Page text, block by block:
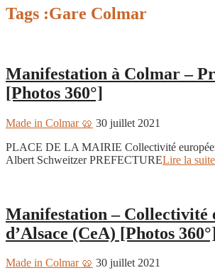
Tags :Gare Colmar
Manifestation à Colmar –
[Photos 360°]
Made in Colmar 🥨 30 juillet 2021
PLACE DE LA MAIRIE Collectivité
Albert Schweitzer PREFECTURELire la suite
Manifestation – Collectivité
d’Alsace (CeA) [Photos
Made in Colmar 🥨 30 juillet 2021